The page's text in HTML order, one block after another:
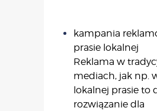
kampania
prasie lokalnej
Reklama w
mediach, jak np.
lokalnej prasie to
rozwiązanie dla